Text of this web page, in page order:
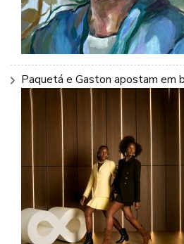
Paquetá e Gaston apostam em